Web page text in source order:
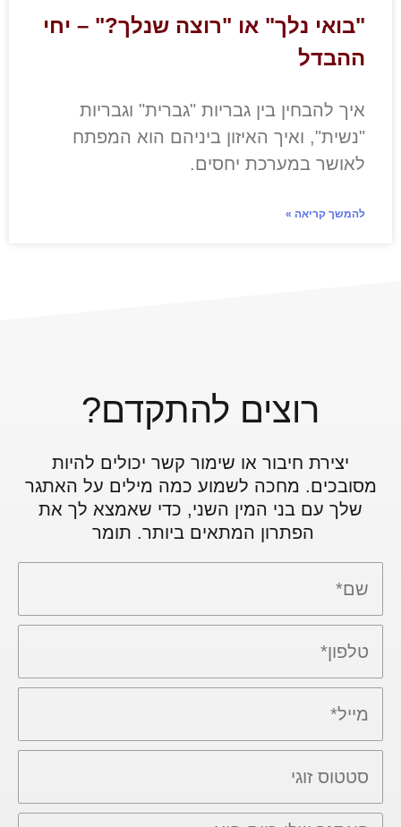
"בואי נלך" או "רוצה שנלך?" – יחי
ההבדל
איך להבחין בין גבריות "גברית" וגבריות
"נשית", ואיך האיזון ביניהם הוא המפתח
לאושר במערכת יחסים.
להמשך קריאה »
רוצים להתקדם?
יצירת חיבור או שימור קשר יכולים להיות
מסובכים. מחכה לשמוע כמה מילים על האתגר
שלך עם בני המין השני, כדי שאמצא לך את
הפתרון המתאים ביותר. תומר